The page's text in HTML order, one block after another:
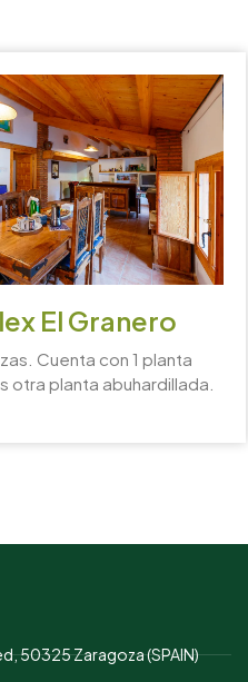
El Granero
Cuenta con 1 planta
otra planta abuhardillada.
50325 Zaragoza (SPAIN)